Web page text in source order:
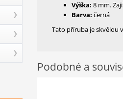
Výška: 8 mm.
Barva: černá
Tato příruba je skvělou
Podobné a